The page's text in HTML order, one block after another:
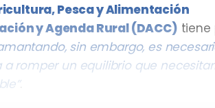
Pesca y Alimentación
y Agenda Rural (DACC) tiene
sin embargo, es
romper un equilibrio que
.